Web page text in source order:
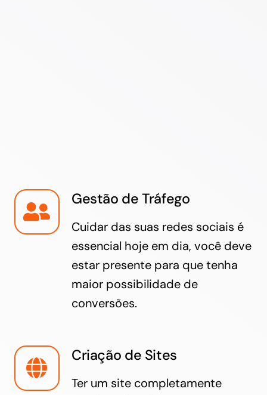
Gestão de Tráfego
Cuidar das suas redes sociais é
essencial hoje em dia, você deve
estar presente para que tenha
maior possibilidade de
conversões.
Criação de Sites
Ter um site completamente